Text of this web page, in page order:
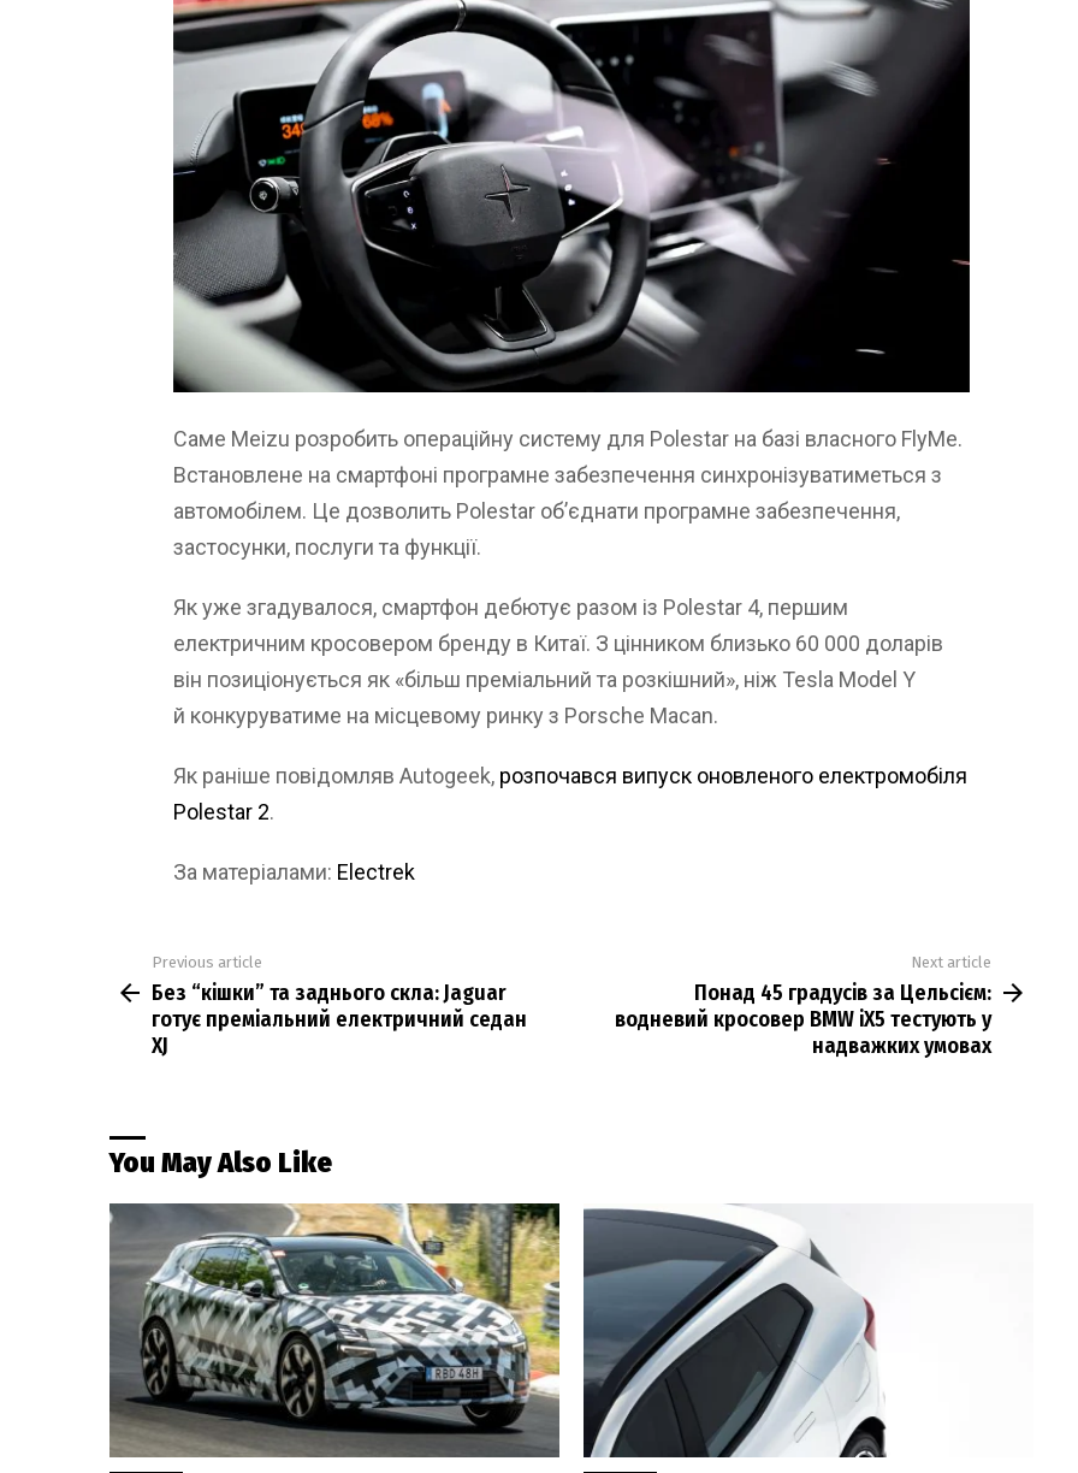
Саме Meizu розробить операційну систему для Polestar на базі власного FlyMe.
Встановлене на смартфоні програмне забезпечення синхронізуватиметься з
автомобілем. Це дозволить Polestar об’єднати програмне забезпечення,
застосунки, послуги та функції.
Як уже згадувалося, смартфон дебютує разом із Polestar 4, першим
електричним кросовером бренду в Китаї. З цінником близько 60 000 доларів
він позиціонується як «більш преміальний та розкішний», ніж Tesla Model Y
й конкуруватиме на місцевому ринку з Porsche Macan.
Як раніше повідомляв Autogeek, розпочався випуск оновленого електромобіля
Polestar 2.
За матеріалами: Electrek
more
Previous article
Без “кішки” та заднього скла: Jaguar
готує преміальний електричний седан
XJ
Next article
Понад 45 градусів за Цельсієм:
водневий кросовер BMW iX5 тестують у
надважких умовах
You May Also Like